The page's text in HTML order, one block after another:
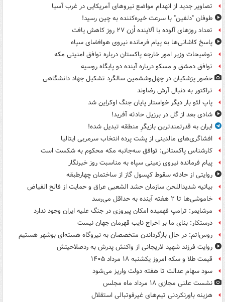
تصاویر جدید از انهدام مواضع نیروهای آمریکایی در غرب آسیا
طوفان "دلفین" با سرعت خیره‌کننده به چین رسید!
تعداد روزهای آلوده با آلاینده اُزن ۲۷ روز کاهش یافت
پاسخ کاشانی‌ها به پیام فرمانده نیروی هوافضای سپاه
توضیحات وزیر امور خارجه پاکستان درباره توافق امنیتی مکه
توافق دمشق و مسکو درباره آینده دو پایگاه روسیه
حضور پزشکیان در چهل‌وششمین سالگرد تشکیل جهاد دانشگاهی
تراکتور به دنبال آرش رضاوند
پاپ لئو بار دیگر خواستار پایان جنگ اوکراین شد
شادی بعد از گل در برزیل حادثه آفرید!
ایران به قدرتمندترین بازیگرِ منطقه تبدیل شده!
افشاگری‌های مالدینی از پشت پرده انتخاب سرمربی ایتالیا
کارشناس پاکستانی: توافق سه‌جانبه مکه محکوم به شکست است
پیام فرمانده نیروی زمینی سپاه به مناسبت روز خبرنگار
روایتی از حادثه سقوط کپسول گاز از ساختمان چهارطبقه
بیانیه شدیداللحن سازمان حشد الشعبی عراق و حمایت از فالح الفیاض
خاموشی‌ها تا ۲ هفته آینده به حداقل می‌رسد
مرشایمر: ترامپ فهمیده امکان پیروزی در جنگ علیه ایران وجود ندارد
درستکار: بنای ما بر اخراج نایب قهرمان جهان نیست
روس‌اتم: در حال بازگرداندن متخصصان به نیروگاه هسته‌ای بوشهر هستیم
روایت فرزند شهید لاریجانی از واکنش پدرش به ردصلاحیتش
قیمت طلا و سکه امروز یکشنبه ۱۸ مرداد ۱۴۰۵
سود سهام عدالت تا هفته دولت واریز می‌شود
نشست علنی مجازی ۱۸ مرداد ماه مجلس
هزینه باورنکردنی تیم‌های غیرفوتبالی استقلال